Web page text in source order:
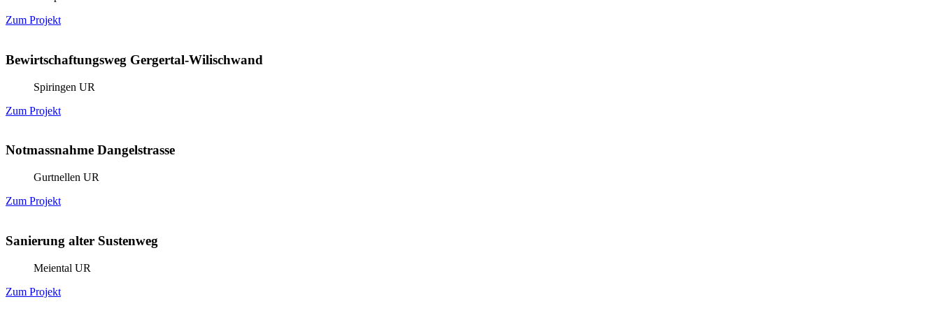
Zum Projekt
Bewirtschaftungsweg Gergertal-Wilischwand
Spiringen UR
Zum Projekt
Notmassnahme Dangelstrasse
Gurtnellen UR
Zum Projekt
Sanierung alter Sustenweg
Meiental UR
Zum Projekt